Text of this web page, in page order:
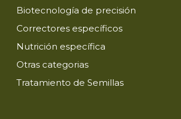
Biotecnología de precisión
Correctores específicos
Nutrición específica
Otras categorias
Tratamiento de Semillas